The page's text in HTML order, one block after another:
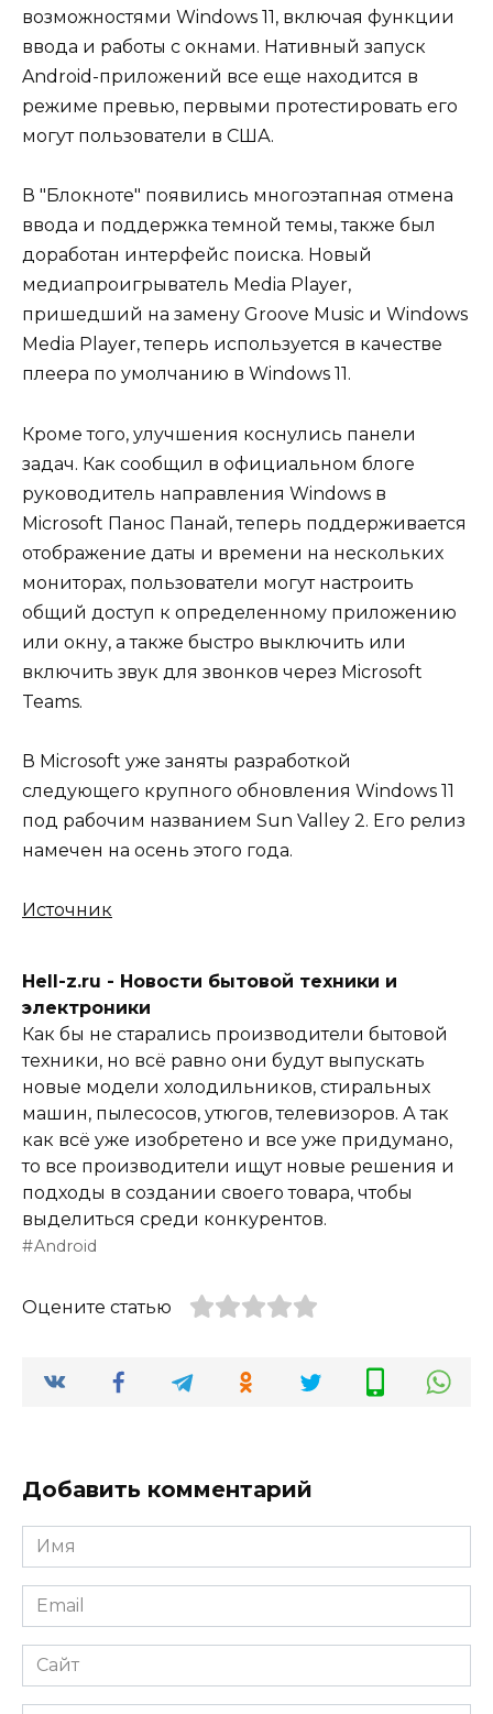
возможностями Windows 11, включая функции
ввода и работы с окнами. Нативный запуск
Android-приложений все еще находится в
режиме превью, первыми протестировать его
могут пользователи в США.
В "Блокноте" появились многоэтапная отмена
ввода и поддержка темной темы, также был
доработан интерфейс поиска. Новый
медиапроигрыватель Media Player,
пришедший на замену Groove Music и Windows
Media Player, теперь используется в качестве
плеера по умолчанию в Windows 11.
Кроме того, улучшения коснулись панели
задач. Как сообщил в официальном блоге
руководитель направления Windows в
Microsoft Панос Панай, теперь поддерживается
отображение даты и времени на нескольких
мониторах, пользователи могут настроить
общий доступ к определенному приложению
или окну, а также быстро выключить или
включить звук для звонков через Microsoft
Teams.
В Microsoft уже заняты разработкой
следующего крупного обновления Windows 11
под рабочим названием Sun Valley 2. Его релиз
намечен на осень этого года.
Источник
Hell-z.ru - Новости бытовой техники и
электроники
Как бы не старались производители бытовой
техники, но всё равно они будут выпускать
новые модели холодильников, стиральных
машин, пылесосов, утюгов, телевизоров. А так
как всё уже изобретено и все уже придумано,
то все производители ищут новые решения и
подходы в создании своего товара, чтобы
выделиться среди конкурентов.
Android
Оцените статью
Добавить комментарий
Имя
*
Email
*
Сайт